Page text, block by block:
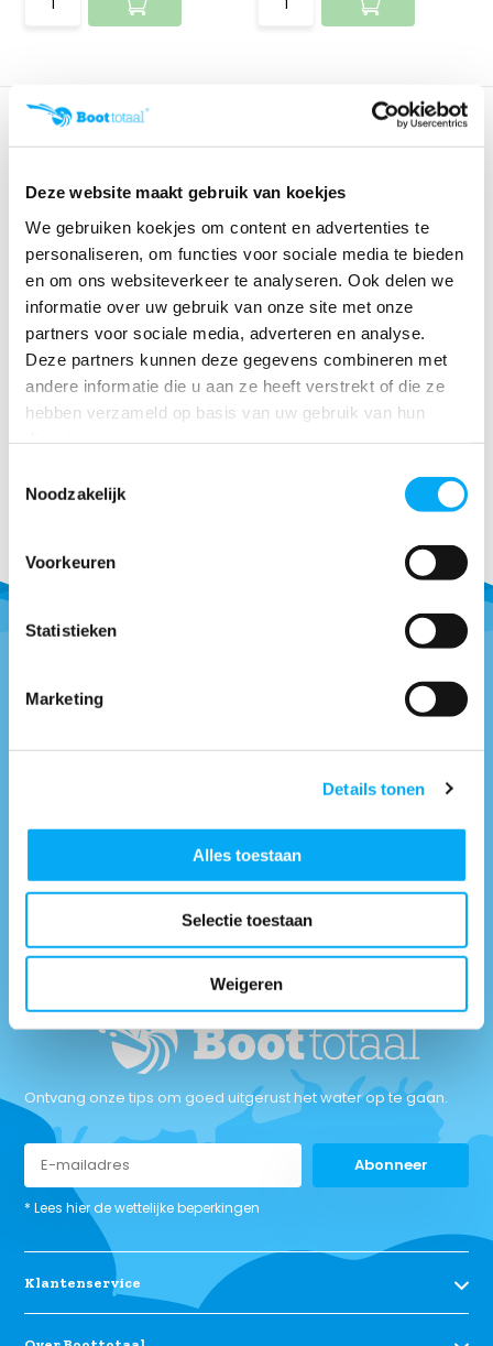
Deze website maakt gebruik van koekjes
We gebruiken koekjes om content en advertenties te
personaliseren, om functies voor sociale media te bieden
en om ons websiteverkeer te analyseren. Ook delen we
informatie over uw gebruik van onze site met onze
partners voor sociale media, adverteren en analyse.
Deze partners kunnen deze gegevens combineren met
andere informatie die u aan ze heeft verstrekt of die ze
hebben verzameld op basis van uw gebruik van hun
Noodzakelijk
Voorkeuren
Statistieken
Marketing
Details tonen
Alles toestaan
Selectie toestaan
Weigeren
Antislipbekleding
Klik voor voorraad info
€ 113,60
Vragen of advies nodig?
Maandag t/m vrijdag tussen: 9:00 uur tot 17:00 uur
Neem contact met
ons op
Ontvang onze tips om goed uitgerust het water op te gaan.
Abonneer
* Lees hier de wettelijke beperkingen
Klantenservice